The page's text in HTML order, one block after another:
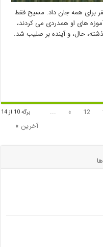
برای همه جان داد. مسیح فقط
های او همدردی می کردند،
حال، و آینده بر صلیب شد.
برگه 10 از 14 12
»
...
آخرین »